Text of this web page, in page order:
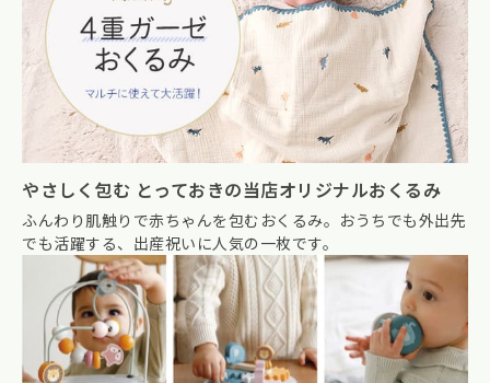
やさしく包む とっておきの当店オリジナルおくるみ
ふんわり肌触りで赤ちゃんを包むおくるみ。おうちでも外出先
でも活躍する、出産祝いに人気の一枚です。